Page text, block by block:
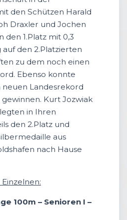
den Schützen Harald
Draxler und Jochen
1.Platz mit 0,3
den 2.Platzierten
zu dem noch einen
Ebenso konnte
Landesrekord
gewinnen. Kurt Jozwiak
in Ihren
den 2.Platz und
aus
nach Hause
100m – Senioren I –